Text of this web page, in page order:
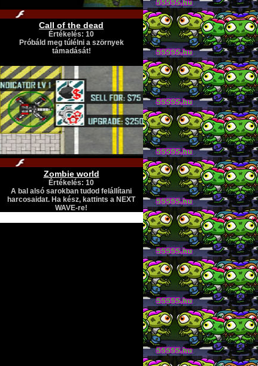
Call of the dead
Értékelés: 10
Próbáld meg túlélni a szörnyek
támadását!
Zombie world
Értékelés: 10
A bal alsó sarokban tudod felállítani
harcosaidat. Ha kész, kattints a NEXT
WAVE-re!